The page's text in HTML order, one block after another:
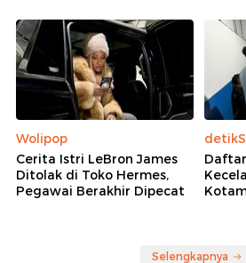
Wolipop
Cerita Istri LeBron James
Ditolak di Toko Hermes,
Pegawai Berakhir Dipecat
Selengkapnya